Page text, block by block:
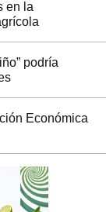
en la
podría
Económica